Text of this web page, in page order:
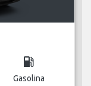
local_gas_station
Gasolina